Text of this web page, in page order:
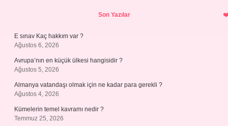
Son Yazılar
E sınav Kaç hakkım var ?
Ağustos 6, 2026
Avrupa’nın en küçük ülkesi hangisidir ?
Ağustos 5, 2026
Almanya vatandaşı olmak için ne kadar para gerekli ?
Ağustos 4, 2026
Kümelerin temel kavramı nedir ?
Temmuz 25, 2026